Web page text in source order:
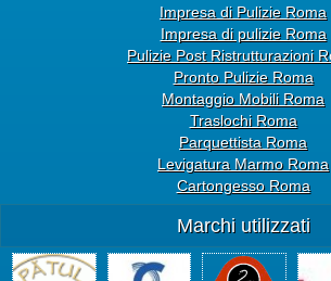
Impresa di Pulizie Roma
Impresa di pulizie Roma
Pulizie Post Ristrutturazioni
Pronto Pulizie Roma
Montaggio Mobili Roma
Traslochi Roma
Parquettista Roma
Levigatura Marmo Roma
Cartongesso Roma
Marchi utilizzati